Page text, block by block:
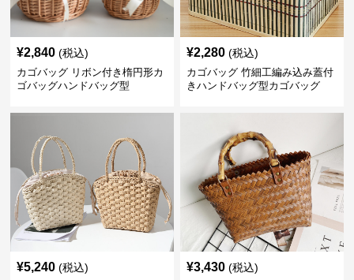
¥2,840 (税込)
カゴバッグ リボン付き楕円形カ
ゴバッグハンドバッグ型
¥2,280 (税込)
カゴバッグ 竹細工編み込み蓋付
きハンドバッグ型カゴバッグ
¥5,240 (税込) ¥3,430 (税込)